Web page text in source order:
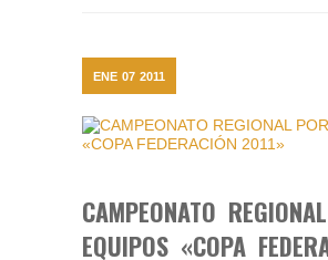
ENE 07 2011
CAMPEONATO
EQUIPOS «COPA